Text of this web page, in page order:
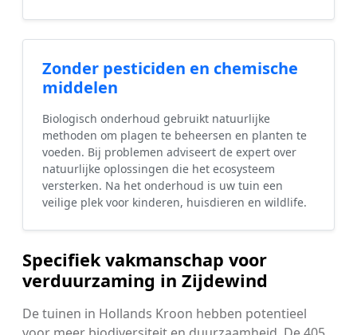
Zonder pesticiden en chemische
middelen
Biologisch onderhoud gebruikt natuurlijke
methoden om plagen te beheersen en planten te
voeden. Bij problemen adviseert de expert over
natuurlijke oplossingen die het ecosysteem
versterken. Na het onderhoud is uw tuin een
veilige plek voor kinderen, huisdieren en wildlife.
Specifiek vakmanschap voor
verduurzaming in Zijdewind
De tuinen in Hollands Kroon hebben potentieel